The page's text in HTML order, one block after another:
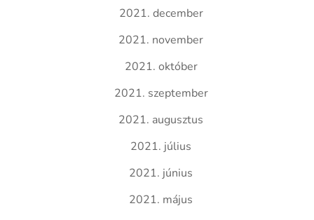
2021. december
2021. november
2021. október
2021. szeptember
2021. augusztus
2021. július
2021. június
2021. május